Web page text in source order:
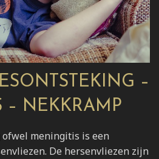
–
– NEKKRAMP
meningitis is een
De hersenvliezen zijn